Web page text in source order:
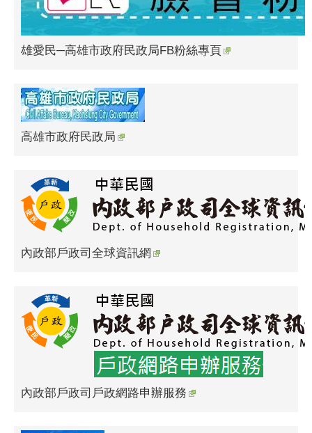
雄愛民─高雄市政府民政局FB粉絲專頁
高雄市政府民政局
內政部戶政司全球資訊網
內政部戶政司戶政網路申辦服務